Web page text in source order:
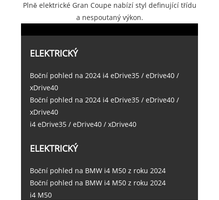
Plně elektrické Gran Coupe nabízí styl definující třídu
a nespoutaný výkon.
ELEKTRICKÝ
Boční pohled na 2024 i4 eDrive35 / eDrive40 /
xDrive40
Boční pohled na 2024 i4 eDrive35 / eDrive40 /
xDrive40
i4 eDrive35 / eDrive40 / xDrive40
ELEKTRICKÝ
Boční pohled na BMW i4 M50 z roku 2024
Boční pohled na BMW i4 M50 z roku 2024
i4 M50